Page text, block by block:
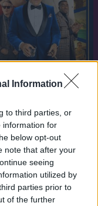
Information
to third parties, or
information for
below opt-out
note that after your
seeing
utilized by
parties prior to
of the further
hadművelet: A